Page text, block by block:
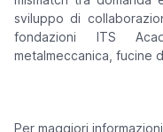
sviluppo di
fondazioni ITS
metalmeccanica, fucine
Per maggiori